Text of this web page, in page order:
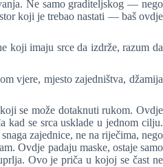
Ne samo graditeljskog — nego
koji je trebao nastati — baš ovdje
koji imaju srce da izdrže, razum da
vjere, mjesto zajedništva, džamija
se može dotaknuti rukom. Ovdje
kad se srca usklade u jednom cilju.
zajednice, ne na riječima, nego
Ovdje padaju maske, ostaje samo
Ovo je priča u kojoj se čast ne